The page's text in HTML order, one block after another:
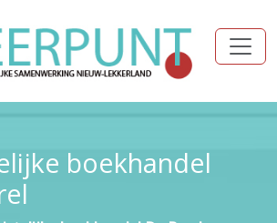
boekhandel